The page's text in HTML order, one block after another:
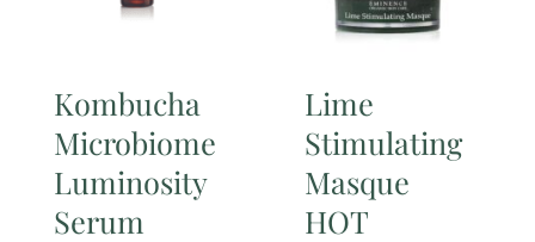
Kombucha
Microbiome
Luminosity
Serum
Lime
Stimulating
Masque
HOT